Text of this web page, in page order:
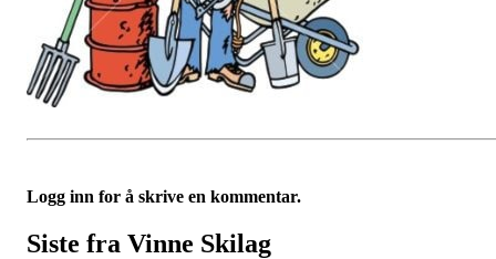
Logg inn for å skrive en kommentar.
Siste fra Vinne Skilag